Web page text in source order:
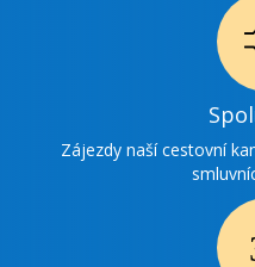
Zájezdy naší cestovní